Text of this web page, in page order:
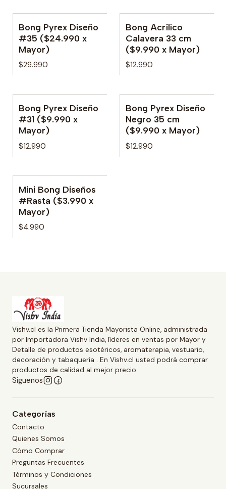
No disponible
Bong Pyrex Diseño
#35 ($24.990 x
Mayor)
$29.990
Bong Acrílico
Calavera 33 cm
($9.990 x Mayor)
$12.990
Bong Pyrex Diseño
#31 ($9.990 x
Mayor)
$12.990
No disponible
Bong Pyrex Diseño
Negro 35 cm
($9.990 x Mayor)
$12.990
No disponible
Mini Bong Diseños
#Rasta ($3.990 x
Mayor)
$4.990
Vishv.cl es la Primera Tienda Mayorista Online, administrada
por Importadora Vishv India, líderes en ventas por Mayor y
Detalle de productos esotéricos, aromaterapia, vestuario,
decoración y tabaquería . En Vishv.cl usted podrá comprar
productos de calidad al mejor precio.
Síguenos
Categorías
Contacto
Quienes Somos
Cómo Comprar
Preguntas Frecuentes
Términos y Condiciones
Sucursales